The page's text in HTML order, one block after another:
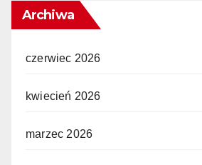
Archiwa
czerwiec 2026
kwiecień 2026
marzec 2026